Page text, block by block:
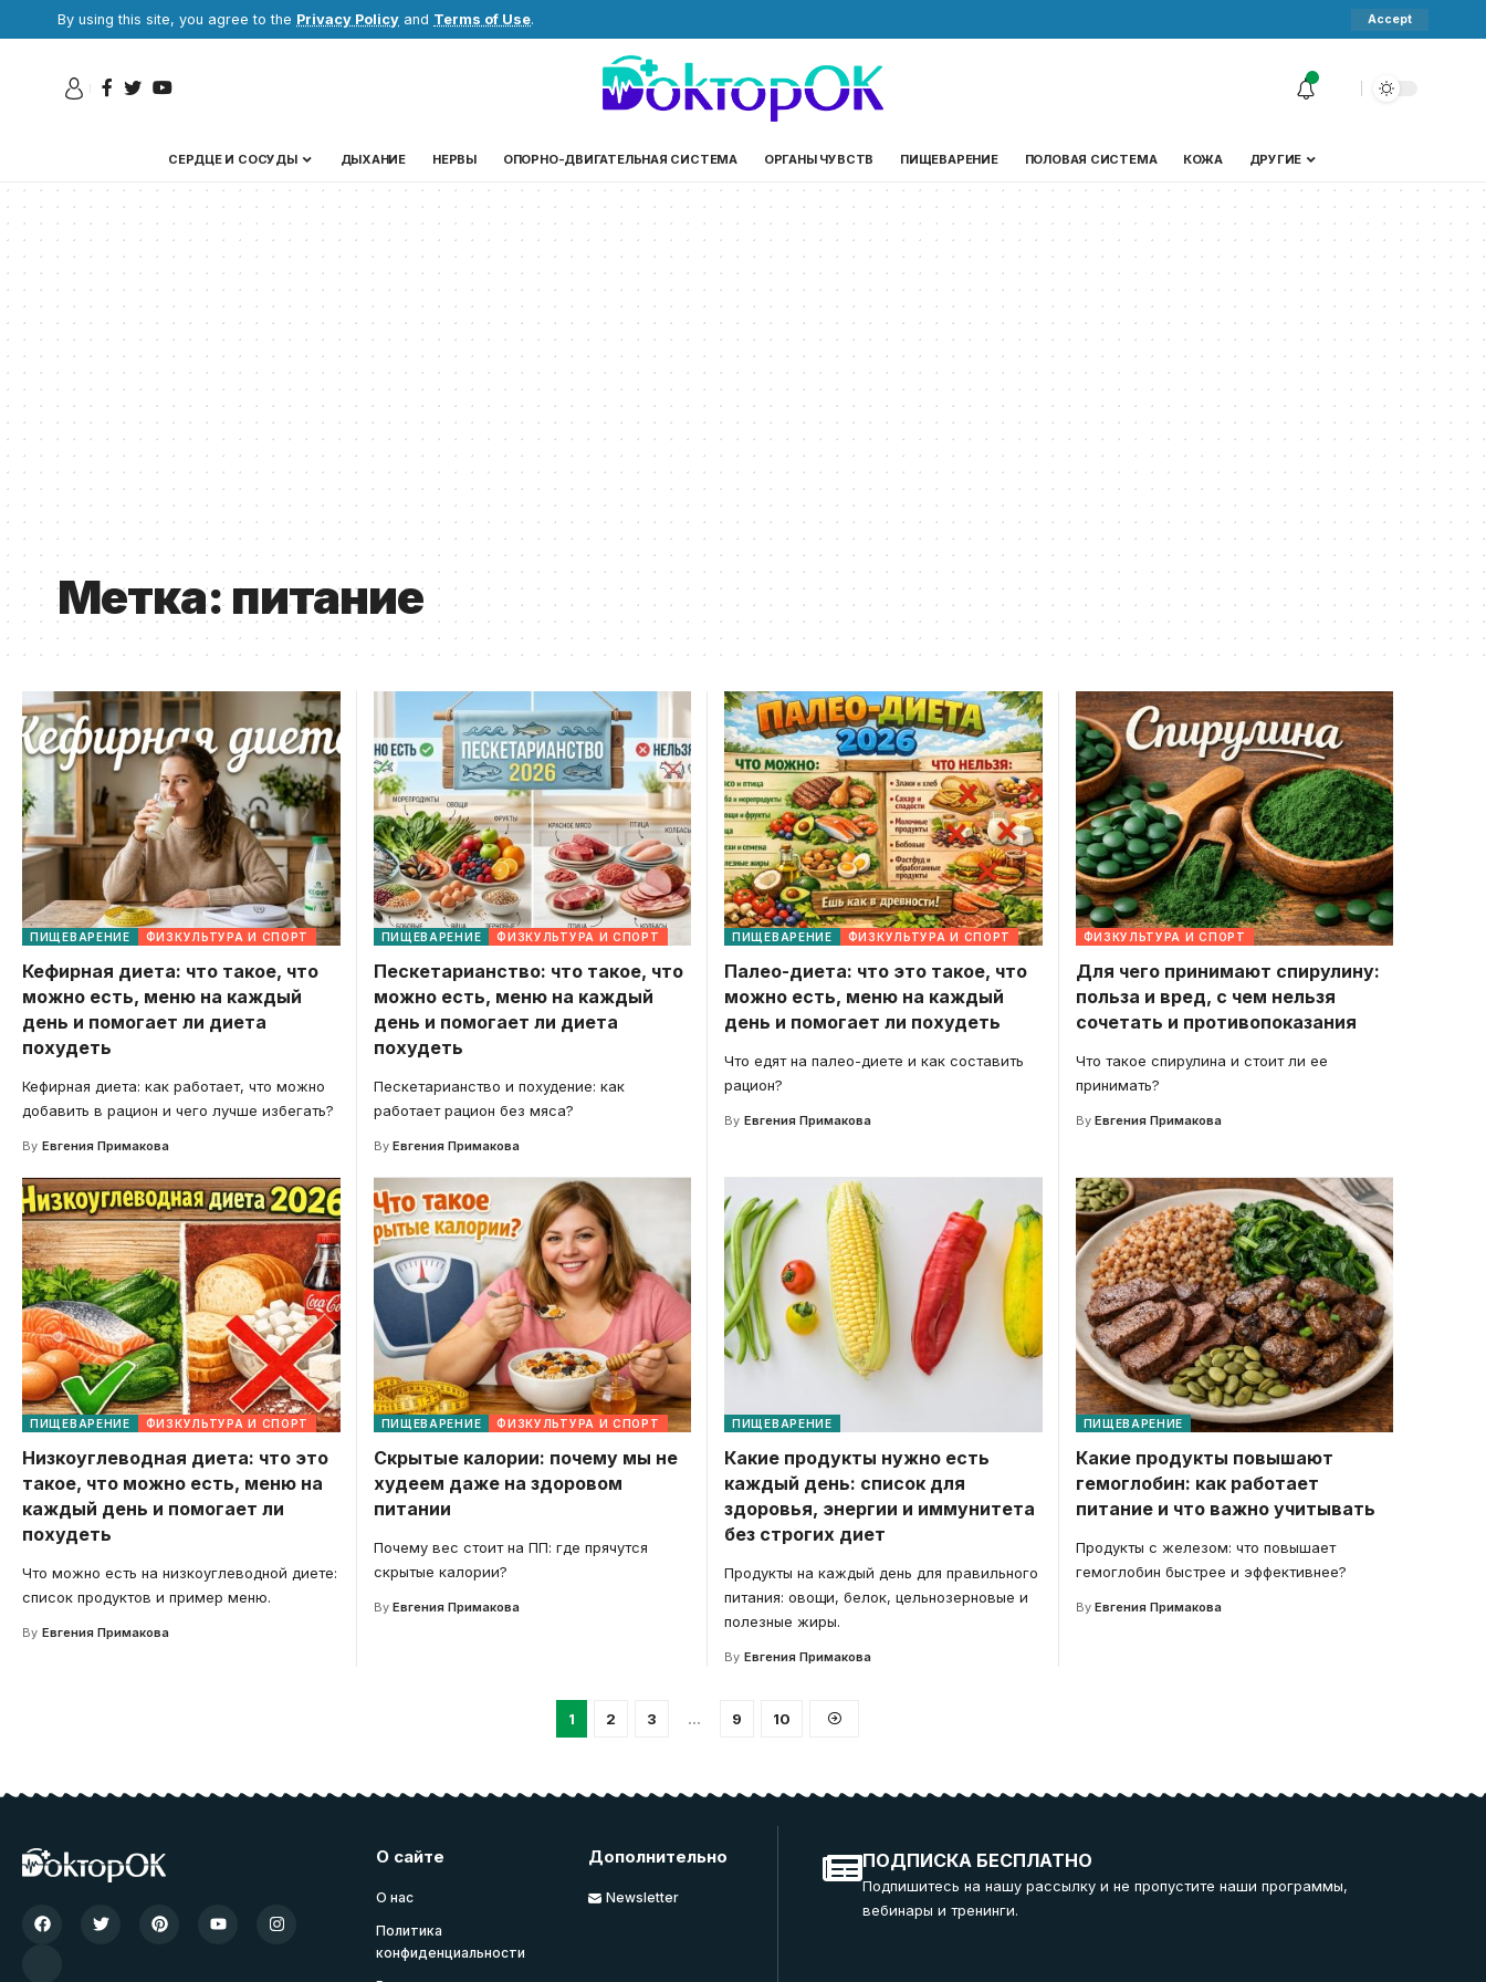
By using this site, you agree to the Privacy Policy and Terms of Use. Accept
СЕРДЦЕ И СОСУДЫ ДЫХАНИЕ НЕРВЫ ОПОРНО-ДВИГАТЕЛЬНАЯ СИСТЕМА ОРГАНЫ ЧУВСТВ ПИЩЕВАРЕНИЕ ПОЛОВАЯ СИСТЕМА КОЖА ДРУГИЕ
Метка:питание
ПИЩЕВАРЕНИЕ ФИЗКУЛЬТУРА И СПОРТ
Кефирная диета: что такое, что
можно есть, меню на каждый
день и помогает ли диета
похудеть
Кефирная диета: как работает, что можно
добавить в рацион и чего лучше избегать?
By Евгения Примакова
ПИЩЕВАРЕНИЕ ФИЗКУЛЬТУРА И СПОРТ
Пескетарианство: что такое, что
можно есть, меню на каждый
день и помогает ли диета
похудеть
Пескетарианство и похудение: как
работает рацион без мяса?
By Евгения Примакова
ПИЩЕВАРЕНИЕ ФИЗКУЛЬТУРА И СПОРТ
Палео-диета: что это такое, что
можно есть, меню на каждый
день и помогает ли похудеть
Что едят на палео-диете и как составить
рацион?
By Евгения Примакова
ФИЗКУЛЬТУРА И СПОРТ
Для чего принимают спирулину:
польза и вред, с чем нельзя
сочетать и противопоказания
Что такое спирулина и стоит ли ее
принимать?
By Евгения Примакова
ПИЩЕВАРЕНИЕ ФИЗКУЛЬТУРА И СПОРТ
Низкоуглеводная диета: что это
такое, что можно есть, меню на
каждый день и помогает ли
похудеть
Что можно есть на низкоуглеводной диете:
список продуктов и пример меню.
By Евгения Примакова
ПИЩЕВАРЕНИЕ ФИЗКУЛЬТУРА И СПОРТ
Скрытые калории: почему мы не
худеем даже на здоровом
питании
Почему вес стоит на ПП: где прячутся
скрытые калории?
By Евгения Примакова
ПИЩЕВАРЕНИЕ
Какие продукты нужно есть
каждый день: список для
здоровья, энергии и иммунитета
без строгих диет
Продукты на каждый день для правильного
питания: овощи, белок, цельнозерновые и
полезные жиры.
By Евгения Примакова
ПИЩЕВАРЕНИЕ
Какие продукты повышают
гемоглобин: как работает
питание и что важно учитывать
Продукты с железом: что повышает
гемоглобин быстрее и эффективнее?
By Евгения Примакова
1 2 3 … 9 10
О сайте
О нас
Политика
конфиденциальности
Дополнительно
Newsletter
ПОДПИСКА БЕСПЛАТНО
Подпишитесь на нашу рассылку и не пропустите наши программы,
вебинары и тренинги.